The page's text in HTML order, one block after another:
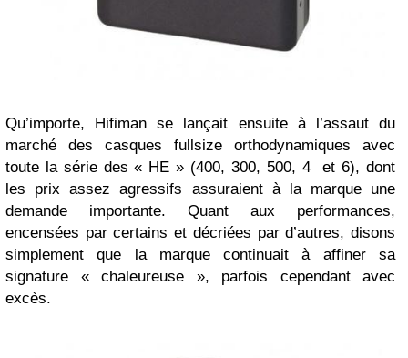
Qu’importe, Hifiman se lançait ensuite à l’assaut du
marché des casques fullsize orthodynamiques avec
toute la série des « HE » (400, 300, 500, 4 et 6), dont
les prix assez agressifs assuraient à la marque une
demande importante. Quant aux performances,
encensées par certains et décriées par d’autres, disons
simplement que la marque continuait à affiner sa
signature « chaleureuse », parfois cependant avec
excès.